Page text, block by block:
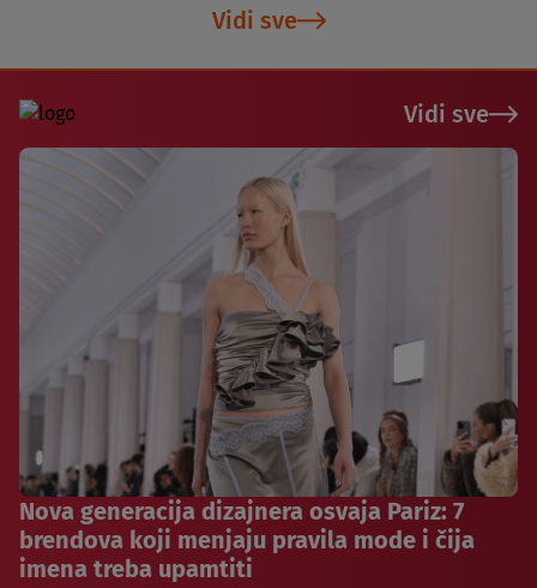
Vidi sve
Vidi sve
Nova generacija dizajnera osvaja Pariz: 7
brendova koji menjaju pravila mode i čija
imena treba upamtiti